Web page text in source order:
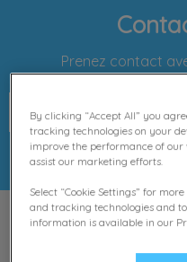
Prenez contact
Prenez rendez-vous en
Clinique
By clicking “Accept All” you
tracking technologies on your
improve the performance of our
assist our marketing efforts.
Select “Cookie Settings” for
and tracking technologies and
information is available in our